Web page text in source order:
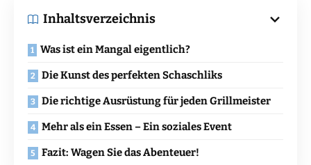
Inhaltsverzeichnis
Was ist ein Mangal eigentlich?
Die Kunst des perfekten Schaschliks
Die richtige Ausrüstung für jeden Grillmeister
Mehr als ein Essen – Ein soziales Event
Fazit: Wagen Sie das Abenteuer!